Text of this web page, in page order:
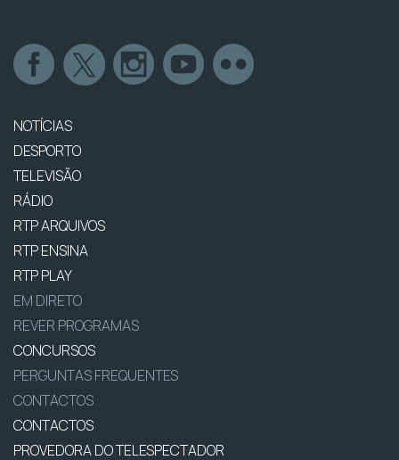
NOTÍCIAS
DESPORTO
TELEVISÃO
RÁDIO
RTP ARQUIVOS
RTP ENSINA
RTP PLAY
EM DIRETO
REVER PROGRAMAS
CONCURSOS
PERGUNTAS FREQUENTES
CONTACTOS
CONTACTOS
PROVEDORA DO TELESPECTADOR